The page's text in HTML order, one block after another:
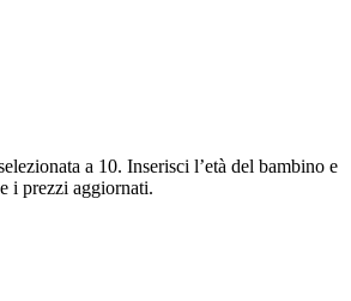
a 10. Inserisci l’età del bambino e
i prezzi aggiornati.